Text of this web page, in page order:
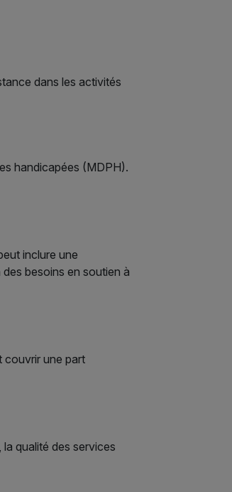
dans les activités
handicapées (MDPH).
inclure une
besoins en soutien à
couvrir une part
qualité des services